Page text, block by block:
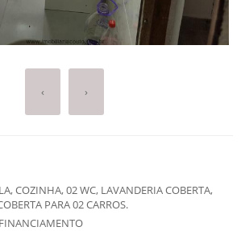
‹ ›
COZINHA, 02 WC, LAVANDERIA COBERTA,
PARA 02 CARROS.